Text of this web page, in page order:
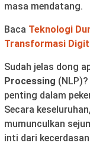
masa mendatang.
Baca Teknologi
Transformasi
Sudah jelas dong
Processing
penting dalam
Secara
mumunculkan
inti dari